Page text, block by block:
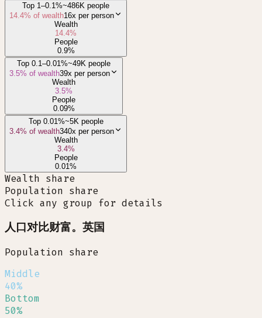
Top 1–0.1%~486K people
14.4% of wealth16x per person
Wealth
14.4%
People
0.9%
Top 0.1–0.01%~49K people
3.5% of wealth39x per person
Wealth
3.5%
People
0.09%
Top 0.01%~5K people
3.4% of wealth340x per person
Wealth
3.4%
People
0.01%
Wealth share
Population share
Click any group for details
人口对比财富。英国
Population share
Middle
40%
Bottom
50%